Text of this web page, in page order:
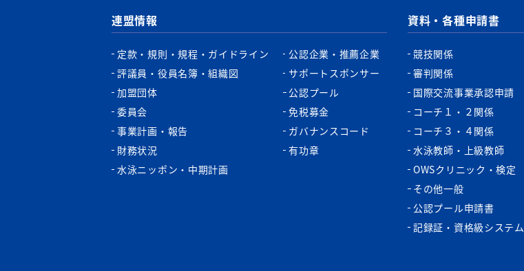
連盟情報
定款・規則・規程・ガイドライン
評議員・役員名簿・組織図
加盟団体
委員会
事業計画・報告
財務状況
水泳ニッポン・中期計画
公認企業・推薦企業
サポートスポンサー
公認プール
免税募金
ガバナンスコード
有功章
資料・各種申請書
競技関係
審判関係
国際交流事業承認申請
コーチ１・２関係
コーチ３・４関係
水泳教師・上級教師
OWSクリニック・検定
その他一般
公認プール申請書
記録証・資格級システム